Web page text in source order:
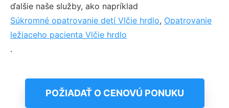
ďalšie naše služby, ako napríklad
Súkromné opatrovanie detí Vlčie hrdlo, Opatrovanie
ležiaceho pacienta Vlčie hrdlo
.
POŽIADAŤ O CENOVÚ PONUKU